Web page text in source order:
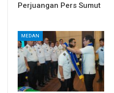
Perjuangan Pers Sumut
MEDAN